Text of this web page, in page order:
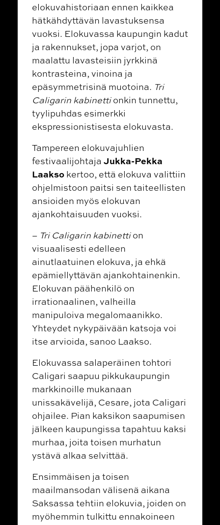
elokuvahistoriaan ennen kaikkea
hätkähdyttävän lavastuksensa
vuoksi. Elokuvassa kaupungin kadut
ja rakennukset, jopa varjot, on
maalattu lavasteisiin jyrkkinä
kontrasteina, vinoina ja
epäsymmetrisinä muotoina. Tri
Caligarin kabinettionkin tunnettu,
tyylipuhdas esimerkki
ekspressionistisesta elokuvasta.
Tampereen elokuvajuhlien
festivaalijohtaja Jukka-Pekka
Laaksokertoo, että elokuva valittiin
ohjelmistoon paitsi sen taiteellisten
ansioiden myös elokuvan
ajankohtaisuuden vuoksi.
– Tri Caligarin kabinettion
visuaalisesti edelleen
ainutlaatuinen elokuva, ja ehkä
epämiellyttävän ajankohtainenkin.
Elokuvan päähenkilö on
irrationaalinen, valheilla
manipuloiva megalomaanikko.
Yhteydet nykypäivään katsoja voi
itse arvioida, sanoo Laakso.
Elokuvassa salaperäinen tohtori
Caligari saapuu pikkukaupungin
markkinoille mukanaan
unissakävelijä, Cesare, jota Caligari
ohjailee. Pian kaksikon saapumisen
jälkeen kaupungissa tapahtuu kaksi
murhaa, joita toisen murhatun
ystävä alkaa selvittää.
Ensimmäisen ja toisen
maailmansodan välisenä aikana
Saksassa tehtiin elokuvia, joiden on
myöhemmin tulkittu ennakoineen